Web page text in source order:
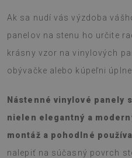
Ak sa nudí vás výzdoba
panelov na stenu ho určite
krásny vzor na vinylových
obývačke alebo kúpeľni
Nástenné vinylové panely
nielen elegantný a
montáž a pohodlné
nalepiť na súčasný povrch